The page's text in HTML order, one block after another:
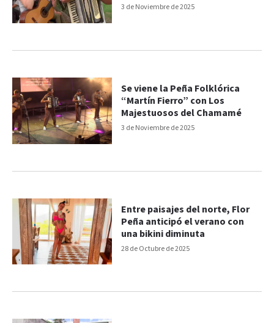
3 de Noviembre de 2025
3 de Noviembre de 2025
Se viene la Peña Folklórica
“Martín Fierro” con Los
Majestuosos del Chamamé
28 de Octubre de 2025
Entre paisajes del norte, Flor
Peña anticipó el verano con
una bikini diminuta